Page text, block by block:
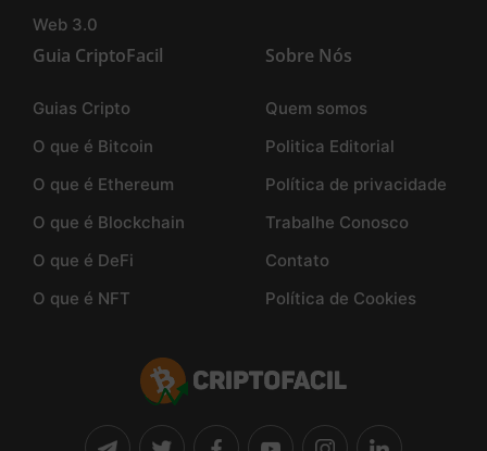
Web 3.0
Guia CriptoFacil
Guias Cripto
O que é Bitcoin
O que é Ethereum
O que é Blockchain
O que é DeFi
O que é NFT
Sobre Nós
Quem somos
Politica Editorial
Política de privacidade
Trabalhe Conosco
Contato
Política de Cookies